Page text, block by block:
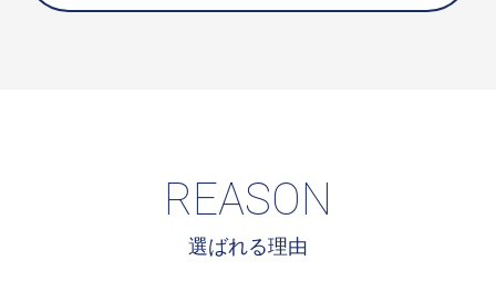
REASON
選ばれる理由